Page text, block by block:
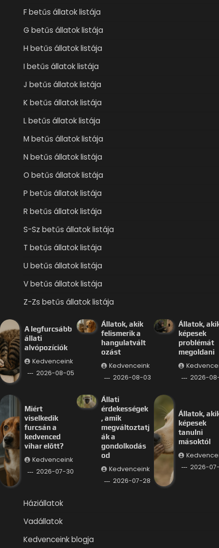
F betűs állatok listája
G betűs állatok listája
H betűs állatok listája
I betűs állatok listája
J betűs állatok listája
K betűs állatok listája
L betűs állatok listája
M betűs állatok listája
N betűs állatok listája
O betűs állatok listája
P betűs állatok listája
R betűs állatok listája
S-Sz betűs állatok listája
T betűs állatok listája
U betűs állatok listája
V betűs állatok listája
Z-Zs betűs állatok listája
A legfurcsább
állati
alvópozíciók
Kedvenceink
2026-08-05
Állatok, akik
felismerik a
hangulatvált
ozást
Kedvenceink
2026-08-03
Állatok,
képesek
problémát
megoldani
2026-
Miért
viselkedik
furcsán a
kedvenced
vihar előtt?
Kedvenceink
2026-07-30
Állati
érdekességek
, amik
megváltoztatj
ák a
gondolkodás
od
Kedvenceink
2026-07-28
Állatok,
képesek
tanulni
másoktól
2026-
Háziállatok
Vadállatok
Kedvenceink blogja